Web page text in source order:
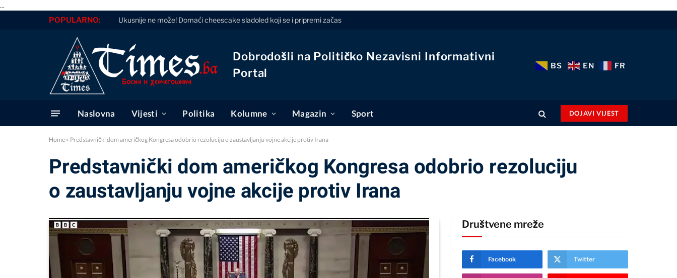
...
POPULARNO: Ukusnije ne može! Domaći cheescake sladoled koji se i pripremi začas
Dobrodošli na Političko Nezavisni Informativni
Portal
BS EN FR
Naslovna Vijesti Politika Kolumne Magazin Sport DOJAVI VIJEST
Home » Predstavnički dom američkog Kongresa odobrio rezoluciju o zaustavljanju vojne akcije protiv Irana
Predstavnički dom američkog Kongresa odobrio rezoluciju
o zaustavljanju vojne akcije protiv Irana
Društvene mreže
Facebook Twitter